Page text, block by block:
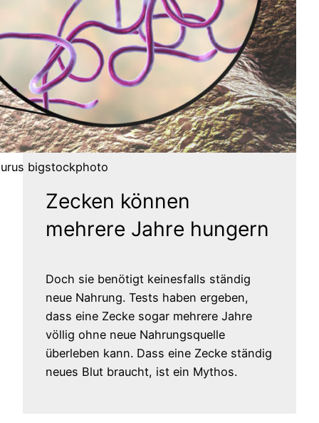
bigstockphoto
Zecken können
mehrere Jahre hungern
Doch sie benötigt keinesfalls ständig
neue Nahrung. Tests haben ergeben,
dass eine Zecke sogar mehrere Jahre
völlig ohne neue Nahrungsquelle
überleben kann. Dass eine Zecke ständig
neues Blut braucht, ist ein Mythos.